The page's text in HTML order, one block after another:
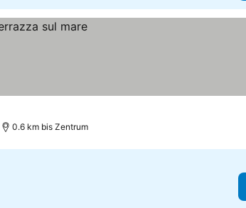
0.6 km bis Zentrum